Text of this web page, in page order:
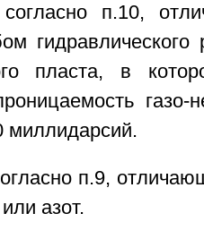
п.10,
пласта, в
газо-
миллидарсий.
п.9,
азот.